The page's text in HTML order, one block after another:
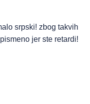
srpski! zbog takvih
jer ste retardi!